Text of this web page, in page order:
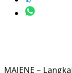
MAJENE –